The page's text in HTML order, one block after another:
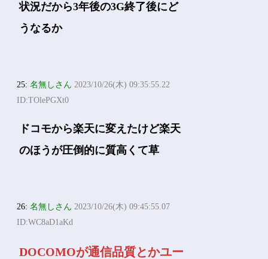
状況だから3年後の3G終了後にど
うなるか
25:名無しさん 2023/10/26(木) 09:35:55.22
ID:TOlePGXt0
ドコモから楽天に変えたけど楽天
のほうが圧倒的に質高くて草
26:名無しさん 2023/10/26(木) 09:45:55.07
ID:WC8aD1aKd
DOCOMOが通信品質とかユー